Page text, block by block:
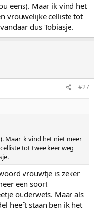
eens). Maar ik vind het
vrouwelijke celliste tot
dus Tobiasje.
#27
Maar ik vind het niet meer
tot twee keer weg
vrouwtje is zeker
een soort
ouderwets. Maar als
heeft staan ben ik het